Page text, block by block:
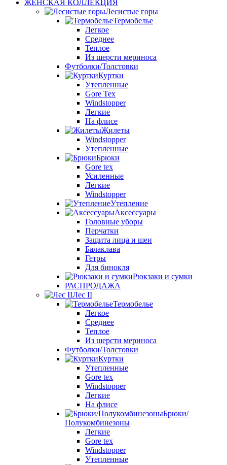
ЖЕНСКАЯ КОЛЛЕКЦИЯ
Лесистые горы
Термобелье
Легкое
Среднее
Теплое
Из шерсти мериноса
Футболки/Толстовки
Куртки
Утепленные
Gore Tex
Windstopper
Легкие
На флисе
Жилеты
Windstopper
Утепленные
Брюки
Gore tex
Усиленные
Легкие
Windstopper
Утепление
Аксессуары
Головные уборы
Перчатки
Защита лица и шеи
Балаклава
Гетры
Для бинокля
Рюкзаки и сумки
РАСПРОДАЖА
Лес II
Термобелье
Легкое
Среднее
Теплое
Из шерсти мериноса
Футболки/Толстовки
Куртки
Утепленные
Gore tex
Windstopper
Легкие
На флисе
Брюки/
Полукомбинезоны
Легкие
Gore tex
Windstopper
Утепленные